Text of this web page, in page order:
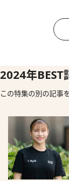
2024年BEST
この特集の別の記事